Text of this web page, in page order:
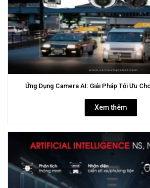
Ứng Dụng Camera AI: Giải Pháp Tối Ưu
Xem thêm